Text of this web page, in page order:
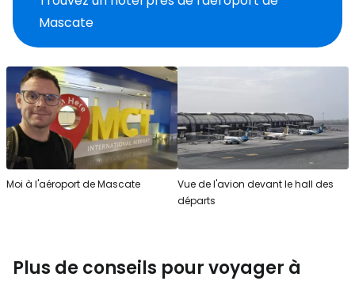
Mascate
Moi à l'aéroport de Mascate
Vue de l'avion devant le hall des
départs
Plus de conseils pour voyager à